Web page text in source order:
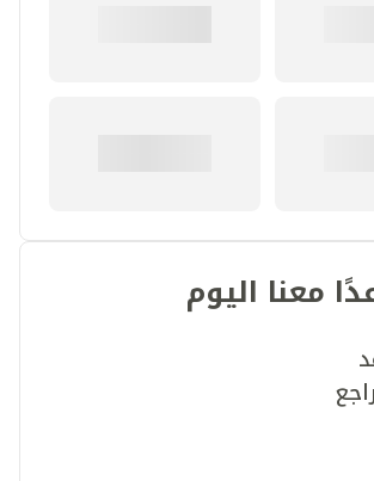
معنا اليوم